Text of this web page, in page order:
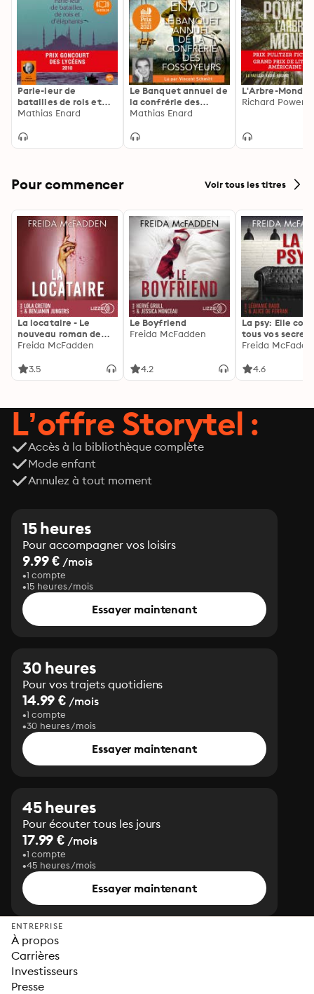
Parle-leur de
batailles de rois et
d'éléphants: Suivi
l'auteur
Mathias Enard
Le Banquet annuel de
la confrérie des
fossoyeurs
Mathias Enard
L'Arbre-Monde
Richard Powers
Pour commencer Voir tous les titres
La locataire - Le
nouveau roman de
l'autrice de La femme
Freida McFadden
3.5
Le Boyfriend
Freida McFadden
4.2
La psy: Elle
tous vos
découvrez les
Freida
4.6
L’offre Storytel :
Accès à la bibliothèque complète
Mode enfant
Annulez à tout moment
15 heures
Pour accompagner vos loisirs
9.99 € /mois
1 compte
15 heures/mois
Essayer maintenant
30 heures
Pour vos trajets quotidiens
14.99 € /mois
1 compte
30 heures/mois
Essayer maintenant
45 heures
Pour écouter tous les jours
17.99 € /mois
1 compte
45 heures/mois
Essayer maintenant
ENTREPRISE
À propos
Carrières
Investisseurs
Presse